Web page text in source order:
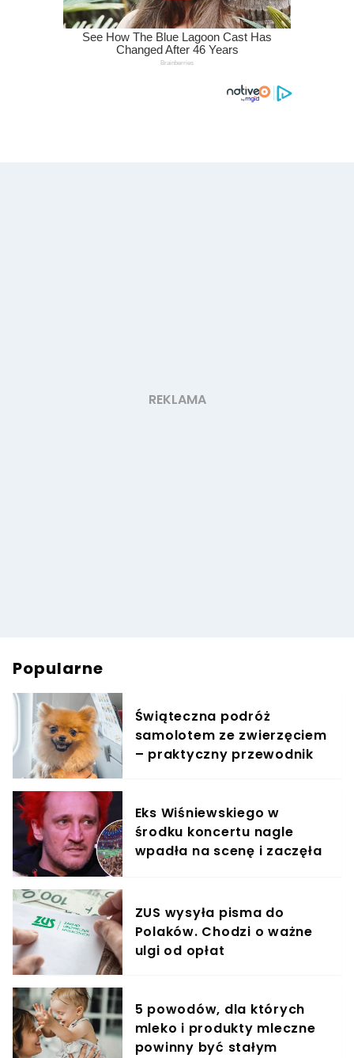
Popularne
Świąteczna podróż
samolotem ze zwierzęciem
– praktyczny przewodnik
Eks Wiśniewskiego w
środku koncertu nagle
wpadła na scenę i zaczęła
ZUS wysyła pisma do
Polaków. Chodzi o ważne
ulgi od opłat
5 powodów, dla których
mleko i produkty mleczne
powinny być stałym